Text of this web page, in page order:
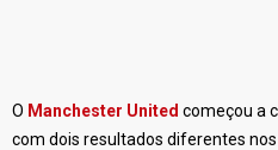
O Manchester United começou a
com dois resultados diferentes